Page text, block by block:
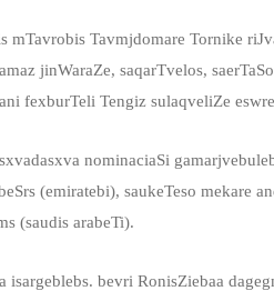
mTavrobis Tavmjdomare Tornike
jinWaraZe, saqarTvelos,
fexburTeli Tengiz sulaqveliZe
nominaciaSi
(emiratebi), saukeTeso mekare
(saudis arabeTi).
isargeblebs. bevri RonisZiebaa